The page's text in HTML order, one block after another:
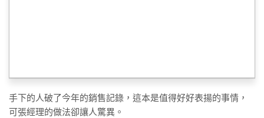
手下的人破了今年的銷售記錄，這本是值得好好表揚的事情，
可張經理的做法卻讓人驚異。